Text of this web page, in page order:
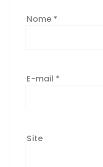
Nome *
E-mail *
Site